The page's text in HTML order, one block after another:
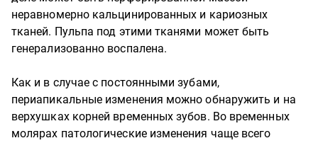
неравномерно кальцинированных и кариозных
тканей. Пульпа под этими тканями может быть
генерализованно воспалена.
Как и в случае с постоянными зубами,
периапикальные изменения можно обнаружить и на
верхушках корней временных зубов. Во временных
молярах патологические изменения чаще всего